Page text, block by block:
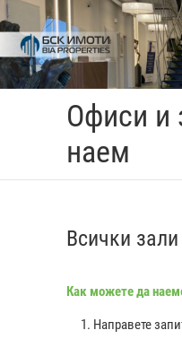
Skip
to
content
Офиси и
наем
Всички зали
Как можете да
Направете